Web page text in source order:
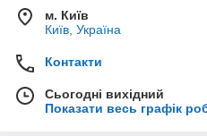
м. Київ
Київ, Україна
Контакти
Сьогодні вихідний
Показати весь графік